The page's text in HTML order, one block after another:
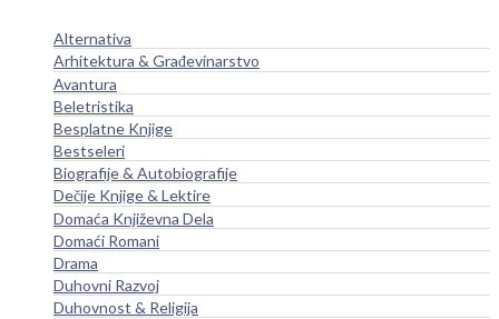
Alternativa
Arhitektura & Građevinarstvo
Avantura
Beletristika
Besplatne Knjige
Bestseleri
Biografije & Autobiografije
Dečije Knjige & Lektire
Domaća Književna Dela
Domaći Romani
Drama
Duhovni Razvoj
Duhovnost & Religija